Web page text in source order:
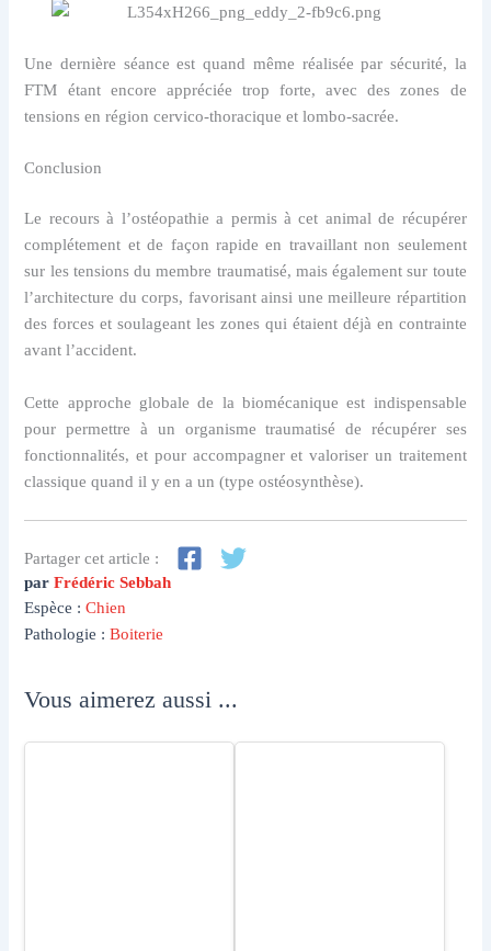
Une dernière séance est quand même réalisée par sécurité, la
FTM étant encore appréciée trop forte, avec des zones de
tensions en région cervico-thoracique et lombo-sacrée.
Conclusion
Le recours à l’ostéopathie a permis à cet animal de récupérer
complétement et de façon rapide en travaillant non seulement
sur les tensions du membre traumatisé, mais également sur toute
l’architecture du corps, favorisant ainsi une meilleure répartition
des forces et soulageant les zones qui étaient déjà en contrainte
avant l’accident.
Cette approche globale de la biomécanique est indispensable
pour permettre à un organisme traumatisé de récupérer ses
fonctionnalités, et pour accompagner et valoriser un traitement
classique quand il y en a un (type ostéosynthèse).
Partager cet article :
parFrédéric Sebbah
Espèce :Chien
Pathologie :Boiterie
Vous aimerez aussi ...